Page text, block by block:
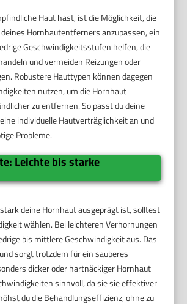
Haut hast, ist die Möglichkeit, die
Hornhautentferners anzupassen, ein
Geschwindigkeitsstufen helfen, die
und vermeiden Reizungen oder
Robustere Hauttypen können dagegen
nutzen, um die Hornhaut
zu entfernen. So passt du deine
individuelle Hautverträglichkeit an und
Probleme.
Leichte bis starke
deine Hornhaut ausgeprägt ist, solltest
wählen. Bei leichteren Verhornungen
bis mittlere Geschwindigkeit aus. Das
sorgt trotzdem für ein sauberes
dicker oder hartnäckiger Hornhaut
sinnvoll, da sie sie effektiver
du die Behandlungseffizienz, ohne zu